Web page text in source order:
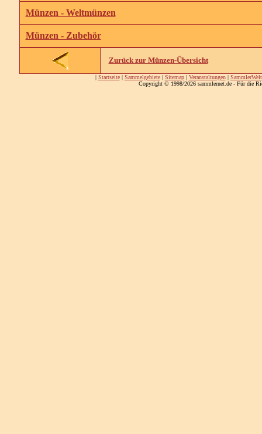
Münzen - Weltmünzen
Münzen - Zubehör
Zurück zur Münzen-Übersicht
| Startseite| Sammelgebiete| Sitemap| Veranstaltungen| SammlerWelt
Copyright © 1998/2026 sammlernet.de - Für die